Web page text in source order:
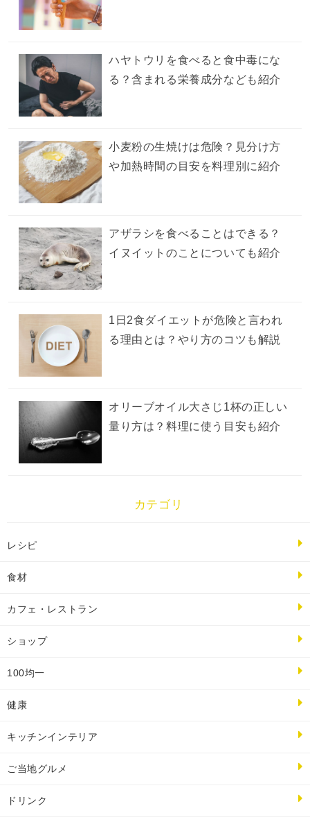
ハヤトウリを食べると食中毒にな
る？含まれる栄養成分なども紹介
小麦粉の生焼けは危険？見分け方
や加熱時間の目安を料理別に紹介
アザラシを食べることはできる？
イヌイットのことについても紹介
1日2食ダイエットが危険と言われ
る理由とは？やり方のコツも解説
オリーブオイル大さじ1杯の正しい
量り方は？料理に使う目安も紹介
カテゴリ
レシピ
食材
カフェ・レストラン
ショップ
100均一
健康
キッチンインテリア
ご当地グルメ
ドリンク